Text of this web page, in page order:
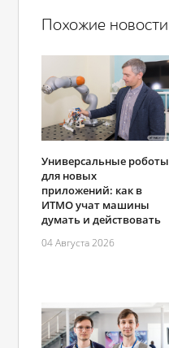
Похожие новости
Универсальные роботы
для новых
приложений: как в
ИТМО учат машины
думать и действовать
04 Августа 2026